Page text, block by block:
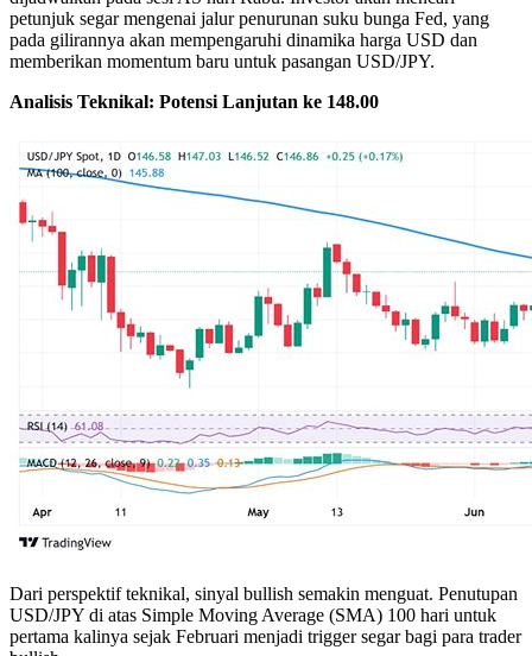
petunjuk segar mengenai jalur penurunan suku bunga Fed, yang
pada gilirannya akan mempengaruhi dinamika harga USD dan
memberikan momentum baru untuk pasangan USD/JPY.
Analisis Teknikal: Potensi Lanjutan ke 148.00
Dari perspektif teknikal, sinyal bullish semakin menguat. Penutupan
USD/JPY di atas Simple Moving Average (SMA) 100 hari untuk
pertama kalinya sejak Februari menjadi trigger segar bagi para trader